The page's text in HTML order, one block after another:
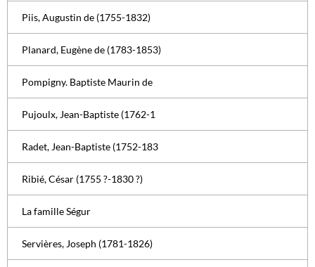
Piis, Augustin de (1755-1832)
Planard, Eugène de (1783-1853)
Pompigny. Baptiste Maurin de
Pujoulx, Jean-Baptiste (1762-1
Radet, Jean-Baptiste (1752-183
Ribié, César (1755 ?-1830 ?)
La famille Ségur
Servières, Joseph (1781-1826)